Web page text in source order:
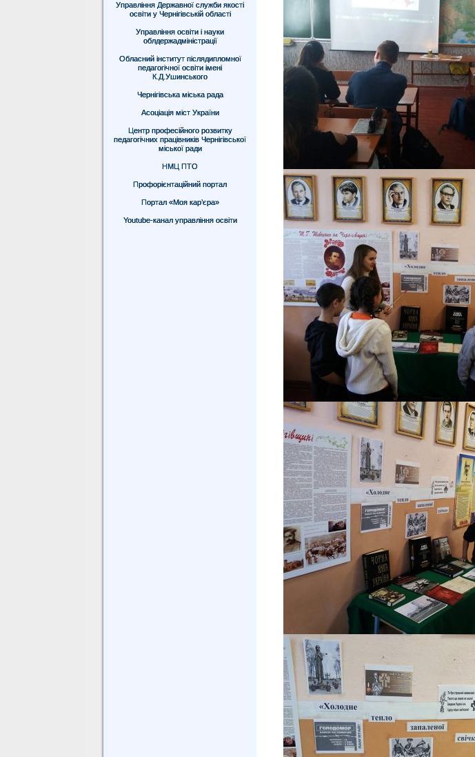
Управління Державної служби якості
освіти у Чернігівській області
Управління освіти і науки
облдержадміністрації
Обласний інститут післядипломної
педагогічної освіти імені
К.Д.Ушинського
Чернігівська міська рада
Асоціація міст України
Центр професійного розвитку
педагогічних працівників Чернігівської
міської ради
НМЦ ПТО
Профорієнтаційний портал
Портал «Моя кар’єра»
Youtube-канал управління освіти